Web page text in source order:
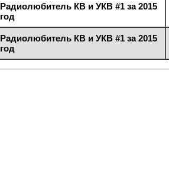
Радиолюбитель КВ и УКВ #1 за 2015
год
Радиолюбитель КВ и УКВ #1 за 2015
год